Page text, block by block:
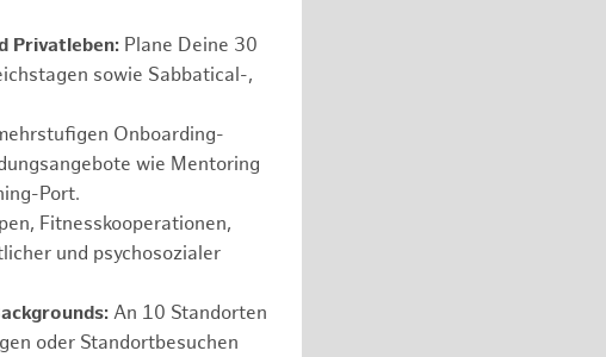
Privatleben: Plane Deine 30
sowie Sabbatical-,
Onboarding-
wie Mentoring
Port.
Fitnesskooperationen,
und psychosozialer
An 10 Standorten
oder Standortbesuchen